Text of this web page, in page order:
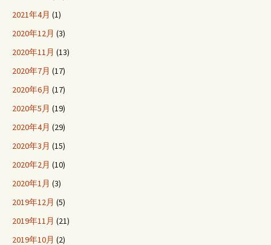
2021年4月 (1)
2020年12月 (3)
2020年11月 (13)
2020年7月 (17)
2020年6月 (17)
2020年5月 (19)
2020年4月 (29)
2020年3月 (15)
2020年2月 (10)
2020年1月 (3)
2019年12月 (5)
2019年11月 (21)
2019年10月 (2)